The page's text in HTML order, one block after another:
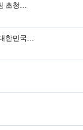
초청…
한민국…